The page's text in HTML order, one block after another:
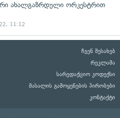
ახალგაზრდული ორკესტრით
11:12
ჩვენ შესახებ
რეკლამა
სარედაქციო კოდექსი
მასალის გამოყენების პირობები
კონტაქტი